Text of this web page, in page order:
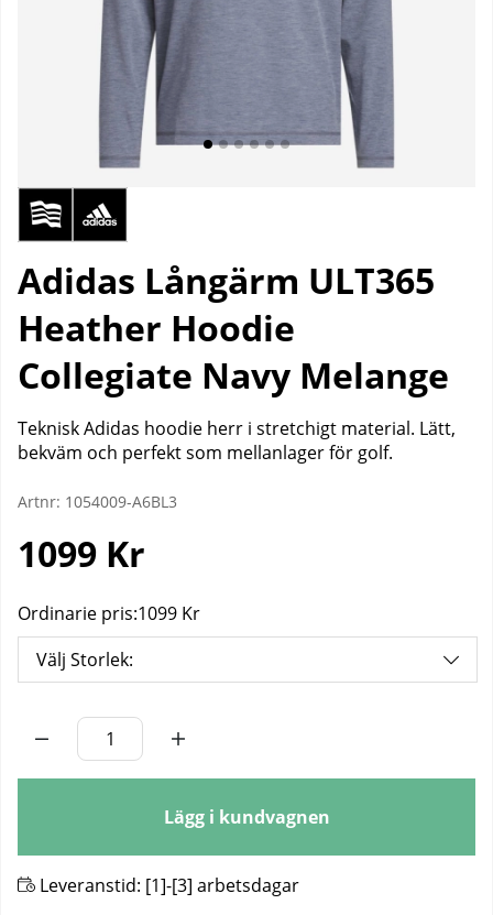
Adidas Långärm ULT365
Heather Hoodie
Collegiate Navy Melange
Teknisk Adidas hoodie herr i stretchigt material. Lätt,
bekväm och perfekt som mellanlager för golf.
Artnr: 1054009-A6BL3
1099 Kr
Ordinarie pris:1099 Kr
Välj Storlek:
Lägg i kundvagnen
Leveranstid: [1]-[3] arbetsdagar